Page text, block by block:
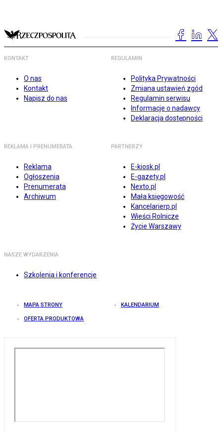
KONTAKT
O nas
Kontakt
Napisz do nas
REGULAMIN
Polityka Prywatności
Zmiana ustawień zgód
Regulamin serwisu
Informacje o nadawcy
Deklaracja dostępności
REKLAMA I PRENUMERATA
Reklama
Ogłoszenia
Prenumerata
Archiwum
PARTNERZY
E-kiosk.pl
E-gazety.pl
Nexto.pl
Mała księgowość
Kancelarierp.pl
Wieści Rolnicze
Życie Warszawy
NASZE WYDARZENIA
Szkolenia i konferencje
MAPA STRONY KALENDARIUM
OFERTA PRODUKTOWA